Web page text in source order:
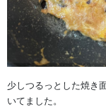
少しつるっとした焼き
いてました。